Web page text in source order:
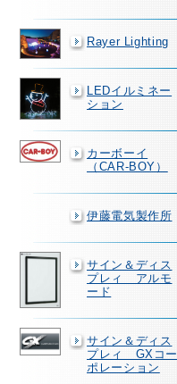
Rayer Lighting
LEDイルミネー
ション
カーボーイ
（CAR-BOY）
伊藤電気製作所
サイン＆ディス
プレィ アルモ
ード
サイン＆ディス
プレィ GXコー
ポレーション